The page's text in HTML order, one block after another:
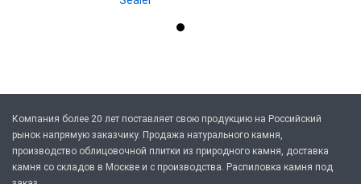
Компания более 20 лет поставляет свою продукцию на Российский
рынок напрямую заказчику. Продажа натурального камня,
производство облицовочной плитки из природного камня, доставка
камня со складов в Москве и с производства. Распиловка камня под